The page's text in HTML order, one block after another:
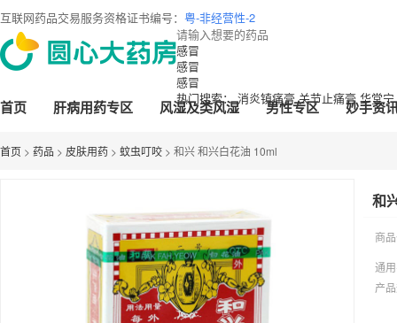
互联网药品交易服务资格证书编号： 粤-非经营性-2019-0218
感冒
感冒
感冒
热门搜索： 消炎镇痛膏 关节止痛膏 华堂宁
首页 肝病用药专区 风湿及类风湿 男性专区 妙手资
首页 > 药品 > 皮肤用药 > 蚊虫叮咬 > 和兴 和兴白花油 10ml
和
商
通
产